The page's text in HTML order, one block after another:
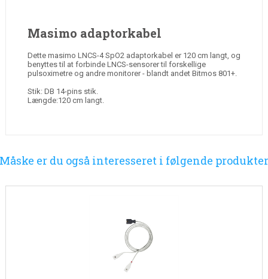
Masimo adaptorkabel
Dette masimo LNCS-4 SpO2 adaptorkabel er 120 cm langt, og
benyttes til at forbinde LNCS-sensorer til forskellige
pulsoximetre og andre monitorer - blandt andet Bitmos 801+.
Stik: DB 14-pins stik.
Længde:120 cm langt.
Måske er du også interesseret i følgende produkter